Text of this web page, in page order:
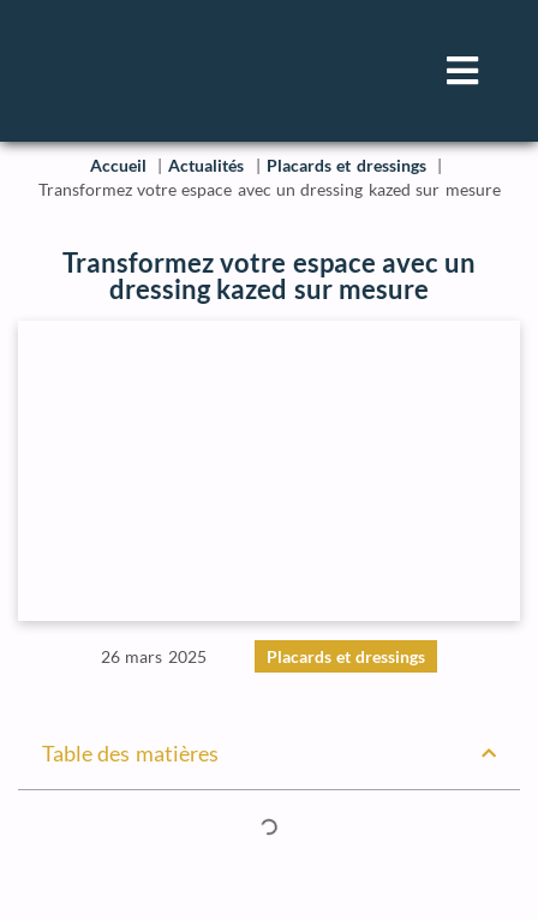
Accueil Actualités
Placards et dressings
Transformez votre espace avec un dressing kazed sur mesure
Transformez votre espace avec un
dressing kazed sur mesure
26 mars 2025 Placards et dressings
Table des matières